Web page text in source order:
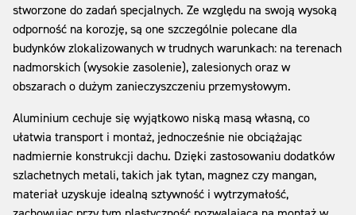
stworzone do zadań specjalnych. Ze względu na swoją wysoką
odporność na korozję, są one szczególnie polecane dla
budynków zlokalizowanych w trudnych warunkach: na terenach
nadmorskich (wysokie zasolenie), zalesionych oraz w
obszarach o dużym zanieczyszczeniu przemysłowym.
Aluminium cechuje się wyjątkowo niską masą własną, co
ułatwia transport i montaż, jednocześnie nie obciążając
nadmiernie konstrukcji dachu. Dzięki zastosowaniu dodatków
szlachetnych metali, takich jak tytan, magnez czy mangan,
materiał uzyskuje idealną sztywność i wytrzymałość,